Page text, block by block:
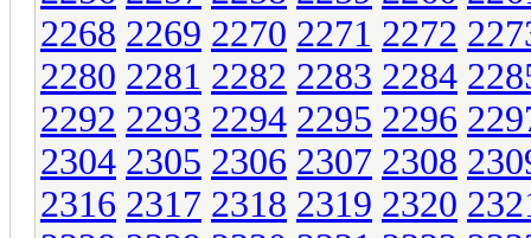
2268 2269 2270 2271 2272
2280 2281 2282 2283 2284
2292 2293 2294 2295 2296
2304 2305 2306 2307 2308
2316 2317 2318 2319 2320